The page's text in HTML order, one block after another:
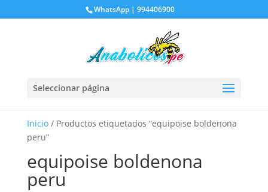
WhatsApp | 994406900
Seleccionar página
Inicio/ Productos etiquetados “equipoise boldenona
peru”
equipoise boldenona
peru